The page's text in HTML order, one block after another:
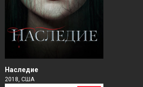
Наследие
2018, США